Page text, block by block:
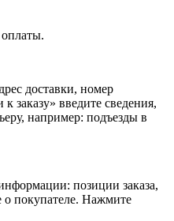
доставки, номер
заказу» введите сведения,
например: подъезды в
позиции заказа,
покупателе. Нажмите